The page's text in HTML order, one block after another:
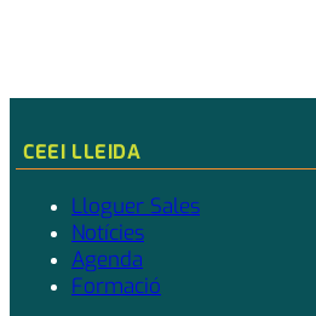
CEEI LLEIDA
Lloguer Sales
Notícies
Agenda
Formació